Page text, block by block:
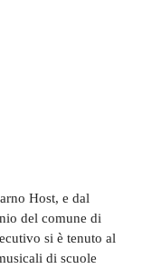
Host, e dal
del comune di
si è tenuto al
di scuole